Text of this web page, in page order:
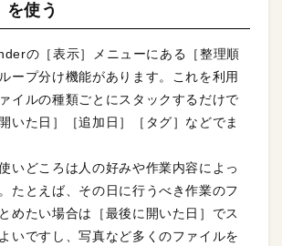
を使う
の［表示］メニューにある［整理順
ープ分け機能があります。これを利用
イルの種類ごとにスタックするだけで
いた日］［追加日］［タグ］などでま
いどころは人の好みや作業内容によっ
たとえば、その日に行うべき作業のフ
めたい場合は［最後に開いた日］でス
いですし、写真など多くのファイルを